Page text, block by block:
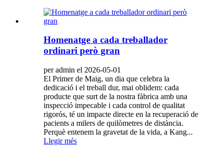
Homenatge a cada treballador
ordinari però gran
per admin el 2026-05-01
El Primer de Maig, un dia que celebra la
dedicació i el treball dur, mai oblidem: cada
producte que surt de la nostra fàbrica amb una
inspecció impecable i cada control de qualitat
rigorós, té un impacte directe en la recuperació de
pacients a milers de quilòmetres de distància.
Perquè entenem la gravetat de la vida, a Kang...
Llegir més